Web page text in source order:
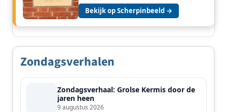
Bekijk op Scherpinbeeld →
Zondagsverhalen
Zondagsverhaal: Grolse Kermis door de
jaren heen
9 augustus 2026